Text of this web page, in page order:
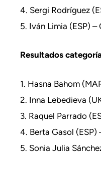
4. Sergi Rodríguez
5. Iván Limia (ESP) –
Resultados
1. Hasna Bahom
2. Inna Lebedieva
3. Raquel Parrado
4. Berta Gasol (ESP)
5. Sonia Julia